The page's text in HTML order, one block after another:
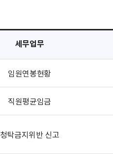
세무업무
임원연봉현황
직원평균임금
청탁금지위반 신고